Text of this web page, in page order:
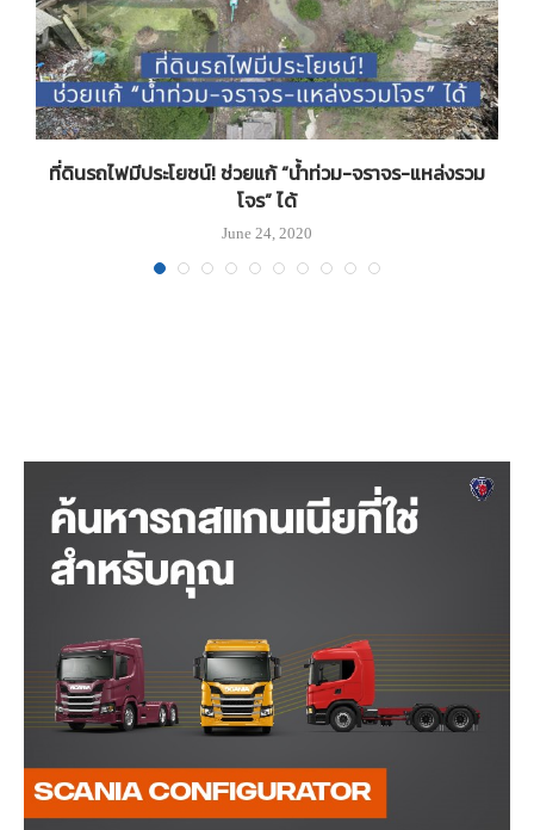
ที่ดินรถไฟมีประโยชน์! ช่วยแก้ “น้ำท่วม-จราจร-แหล่งรวม
โจร” ได้
June 24, 2020